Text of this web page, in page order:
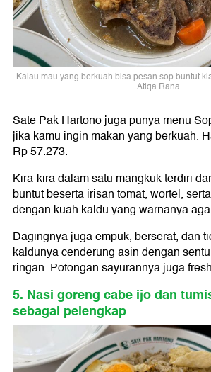
Kalau mau yang berkuah bisa pesan sop buntut
Atiqa Rana
Sate Pak Hartono juga punya menu
jika kamu ingin makan yang berkuah.
Rp 57.273.
Kira-kira dalam satu mangkuk terdiri
buntut beserta irisan tomat, wortel,
dengan kuah kaldu yang warnanya
Dagingnya juga empuk, berserat, dan
kaldunya cenderung asin dengan
ringan. Potongan sayurannya juga
5. Nasi goreng cabe ijo dan
sebagai pelengkap